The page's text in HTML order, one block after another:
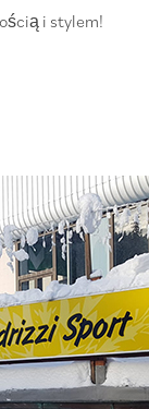
i stylem!